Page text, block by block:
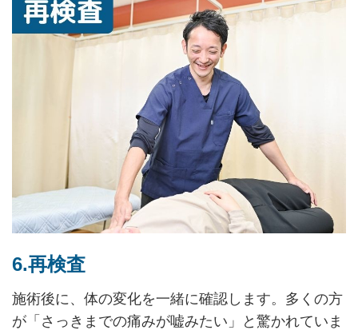
6.再検査
施術後に、体の変化を一緒に確認します。多くの方
が「さっきまでの痛みが嘘みたい」と驚かれていま